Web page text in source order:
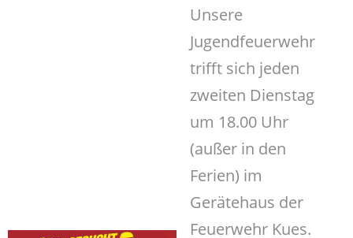
Unsere
Jugendfeuerwehr
trifft sich jeden
zweiten Dienstag
um 18.00 Uhr
(außer in den
Ferien) im
Gerätehaus der
Feuerwehr Kues.